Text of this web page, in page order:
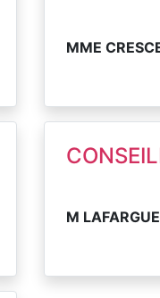
MME
M